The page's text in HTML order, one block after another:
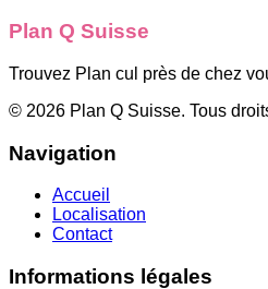
Plan Q Suisse
Trouvez Plan cul près de chez
© 2026 Plan Q Suisse. Tous
Navigation
Accueil
Localisation
Contact
Informations légales